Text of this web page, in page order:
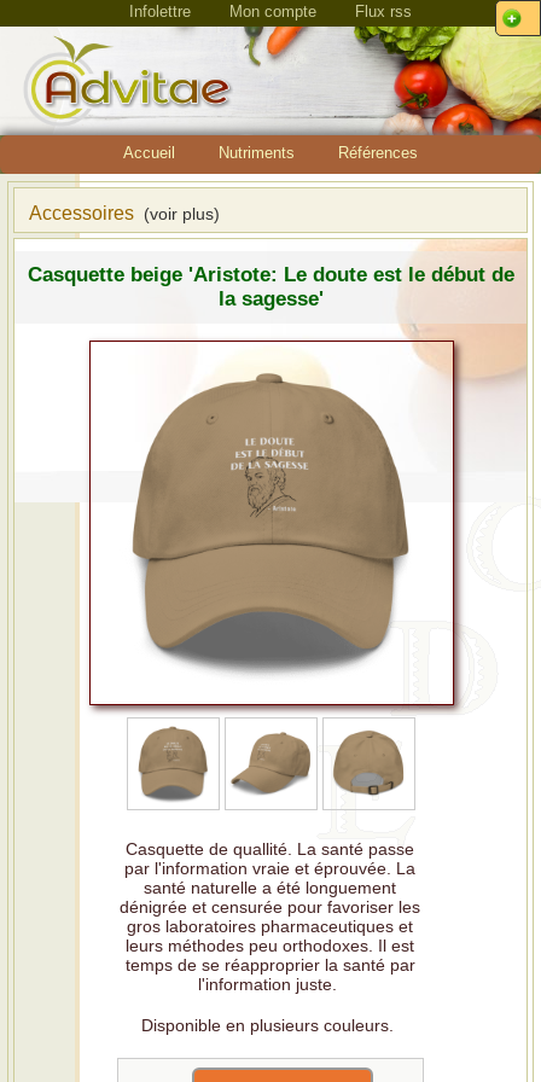
Infolettre Mon compte Flux rss
Accueil Nutriments Références
Accessoires (voir plus)
Casquette beige 'Aristote: Le doute est le début de
la sagesse'
Casquette de quallité. La santé passe
par l'information vraie et éprouvée. La
santé naturelle a été longuement
dénigrée et censurée pour favoriser les
gros laboratoires pharmaceutiques et
leurs méthodes peu orthodoxes. Il est
temps de se réapproprier la santé par
l'information juste.
Disponible en plusieurs couleurs.